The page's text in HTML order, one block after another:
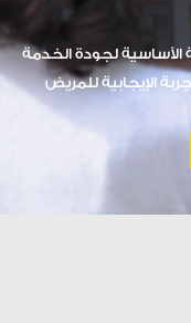
الأساسية لجودة الخدمة
الإيجابية للمريض